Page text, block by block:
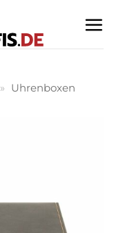
» Uhrenboxen